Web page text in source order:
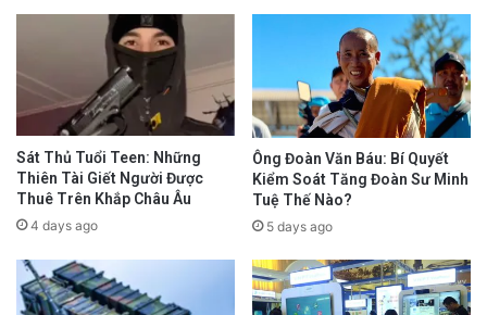
Sát Thủ Tuổi Teen: Những
Thiên Tài Giết Người Được
Thuê Trên Khắp Châu Âu
4 days ago
Ông Đoàn Văn Báu: Bí Quyết
Kiểm Soát Tăng Đoàn Sư Minh
Tuệ Thế Nào?
5 days ago